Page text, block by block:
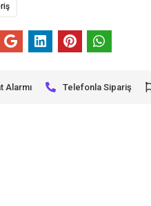
Alarmı Telefonla Sipariş